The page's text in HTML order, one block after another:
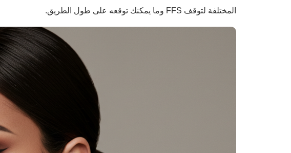
المختلفة لتوقف FFS وما يمكنك توقعه على طول الطريق.